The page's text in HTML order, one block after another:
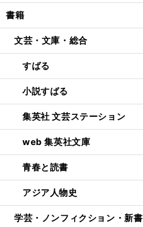
書籍
文芸・文庫・総合
すばる
小説すばる
集英社 文芸ステーション
web 集英社文庫
青春と読書
アジア人物史
学芸・ノンフィクション・新書